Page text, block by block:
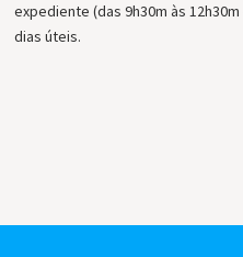
expediente (das 9h30m às
dias úteis.